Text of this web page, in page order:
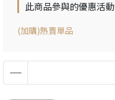
此商品參與的優惠活動
(加購)熱賣單品